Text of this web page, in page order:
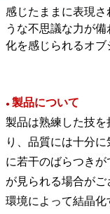
感じたままに表現さ
うな不思議な力が
化を感じられるオブ
● 製品について
製品は熟練した技
り、品質には十分
に若干のばらつき
が見られる場合がご
環境によって結晶